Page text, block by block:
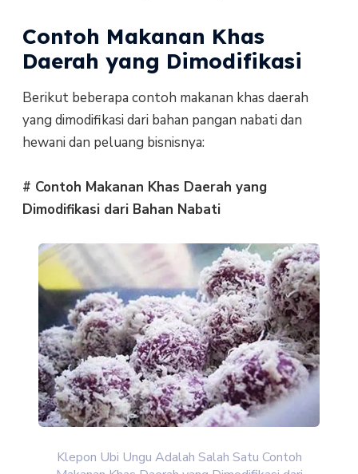
Contoh Makanan Khas
Daerah yang Dimodifikasi
Berikut beberapa contoh makanan khas daerah
yang dimodifikasi dari bahan pangan nabati dan
hewani dan peluang bisnisnya:
# Contoh Makanan Khas Daerah yang
Dimodifikasi dari Bahan Nabati
Klepon Ubi Ungu Adalah Salah Satu Contoh